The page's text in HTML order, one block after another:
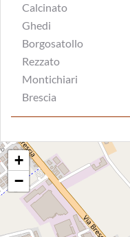
Calcinato
Ghedi
Borgosatollo
Rezzato
Montichiari
Brescia
+
−